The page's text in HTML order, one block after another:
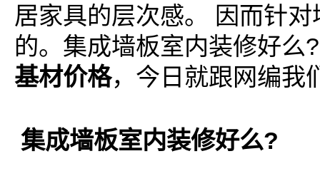
居家具的层次感。 因而针
的。集成墙板室内装修好么
基材价格，今日就跟网编我
集成墙板室内装修好么?